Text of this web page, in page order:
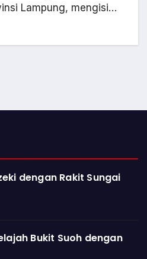
Lampung, mengisi…
dengan Rakit Sungai
Bukit Suoh dengan